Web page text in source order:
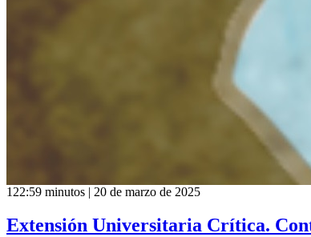
122:59 minutos | 20 de marzo de 2025
Extensión Universitaria Crítica.